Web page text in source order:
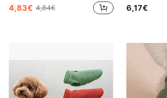
4,83€ 4,84€ 6,17€